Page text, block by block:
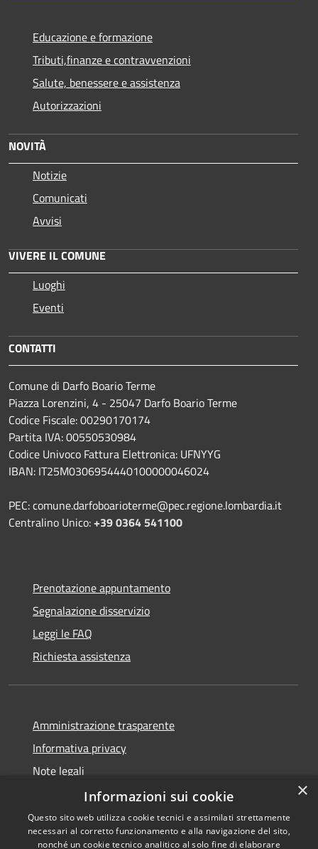
Educazione e formazione
Tributi,finanze e contravvenzioni
Salute, benessere e assistenza
Autorizzazioni
NOVITÀ
Notizie
Comunicati
Avvisi
VIVERE IL COMUNE
Luoghi
Eventi
CONTATTI
Comune di Darfo Boario Terme
Piazza Lorenzini, 4 - 25047 Darfo Boario Terme
Codice Fiscale: 00290170174
Partita IVA: 00550530984
Codice Univoco Fattura Elettronica: UFNYYG
IBAN: IT25M0306954440100000046024
PEC: comune.darfoboarioterme@pec.regione.lombardia.it
Centralino Unico:+39 0364 541100
Prenotazione appuntamento
Segnalazione disservizio
Leggi le FAQ
Richiesta assistenza
Amministrazione trasparente
Informativa privacy
Note legali
Dichiarazione di accessibilità
×
Informazioni sui cookie
Questo sito web utilizza cookie tecnici e assimilati strettamente
necessari al corretto funzionamento e alla navigazione del sito,
nonché un cookie tecnico analitico al solo fine di elaborare